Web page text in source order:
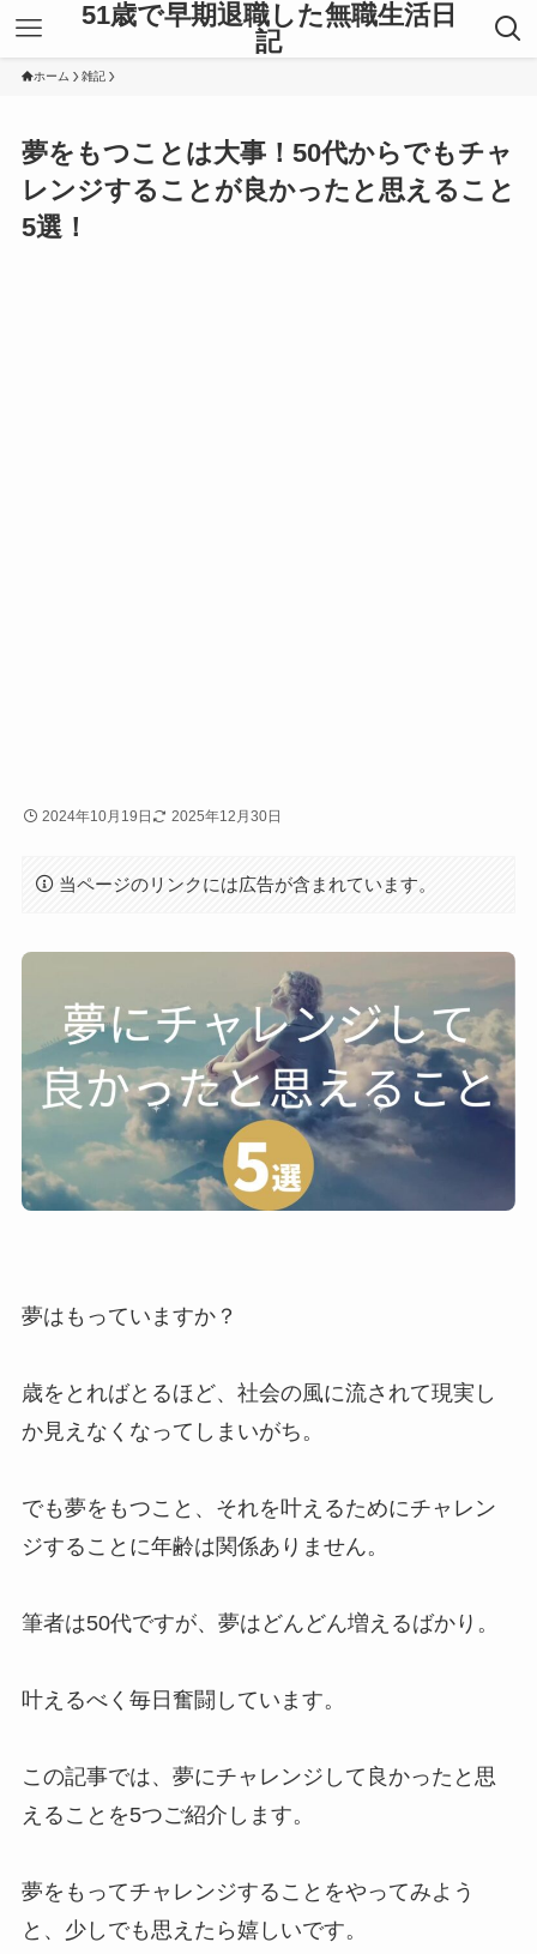
51歳で早期退職した無職生活日
記
ホーム 雑記
夢をもつことは大事！50代からでもチャ
レンジすることが良かったと思えること
5選！
2024年10月19日 2025年12月30日
当ページのリンクには広告が含まれています。
夢はもっていますか？
歳をとればとるほど、社会の風に流されて現実し
か見えなくなってしまいがち。
でも夢をもつこと、それを叶えるためにチャレン
ジすることに年齢は関係ありません。
筆者は50代ですが、夢はどんどん増えるばかり。
叶えるべく毎日奮闘しています。
この記事では、夢にチャレンジして良かったと思
えることを5つご紹介します。
夢をもってチャレンジすることをやってみよう
と、少しでも思えたら嬉しいです。